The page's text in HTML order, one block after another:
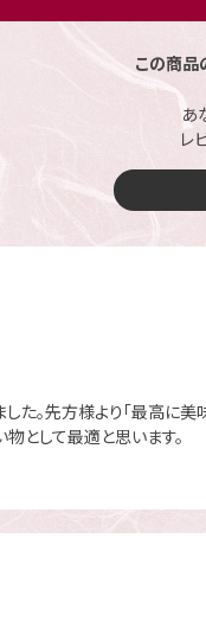
この商品
あ
レ
。先方様より「最高に美
として最適と思います。